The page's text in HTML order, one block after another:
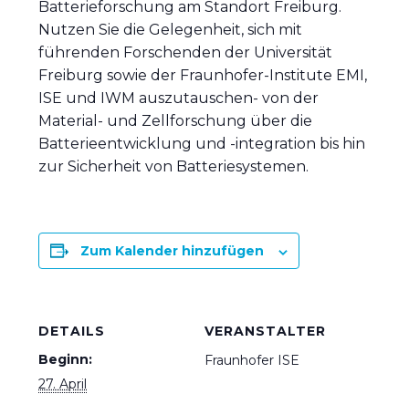
Batterieforschung am Standort Freiburg.
Nutzen Sie die Gelegenheit, sich mit
führenden Forschenden der Universität
Freiburg sowie der Fraunhofer-Institute EMI,
ISE und IWM auszutauschen- von der
Material- und Zellforschung über die
Batterieentwicklung und -integration bis hin
zur Sicherheit von Batteriesystemen.
Zum Kalender hinzufügen
DETAILS
Beginn:
27. April
VERANSTALTER
Fraunhofer ISE